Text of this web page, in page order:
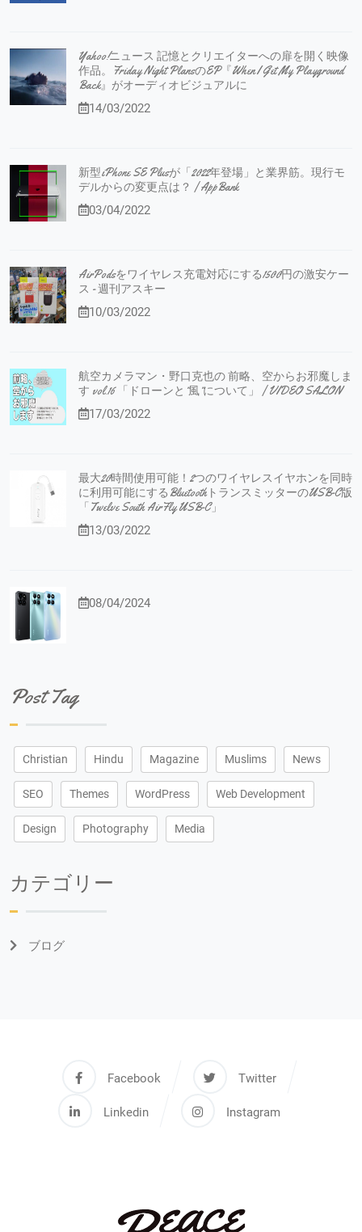
Yahoo!ニュース 記憶とクリエイターへの扉を開く映像
作品。Friday Night PlansのEP『When I Get My Playground
Back』がオーディオビジュアルに
14/03/2022
新型iPhone SE Plusが「2022年登場」と業界筋。現行モ
デルからの変更点は？ | AppBank
03/04/2022
AirPodsをワイヤレス充電対応にする1500円の激安ケー
ス - 週刊アスキー
10/03/2022
航空カメラマン・野口克也の 前略、空からお邪魔しま
す vol.16 「ドローンと”風”について」 | VIDEO SALON
17/03/2022
最大20時間使用可能！2つのワイヤレスイヤホンを同時
に利用可能にするBluetoothトランスミッターのUSB-C版
「Twelve South AirFly USB-C」
13/03/2022
08/04/2024
Post Tag
Christian Hindu Magazine Muslims News
SEO Themes WordPress Web Development
Design Photography Media
カテゴリー
ブログ
Facebook Twitter
Linkedin Instagram